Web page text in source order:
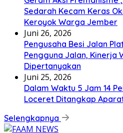
Sedarah Kecam Keras
Keroyok Warga Jember
Juni 26, 2026
Pengusaha Besi Jalan
Pengguna Jalan, Kinerja
Dipertanyakan
Juni 25, 2026
Dalam Waktu 5 Jam 14
Loceret Ditangkap
Selengkapnya